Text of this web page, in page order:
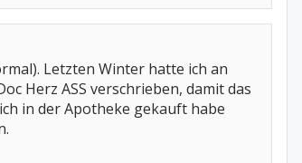
Letzten Winter hatte ich an
Herz ASS verschrieben, damit das
in der Apotheke gekauft habe